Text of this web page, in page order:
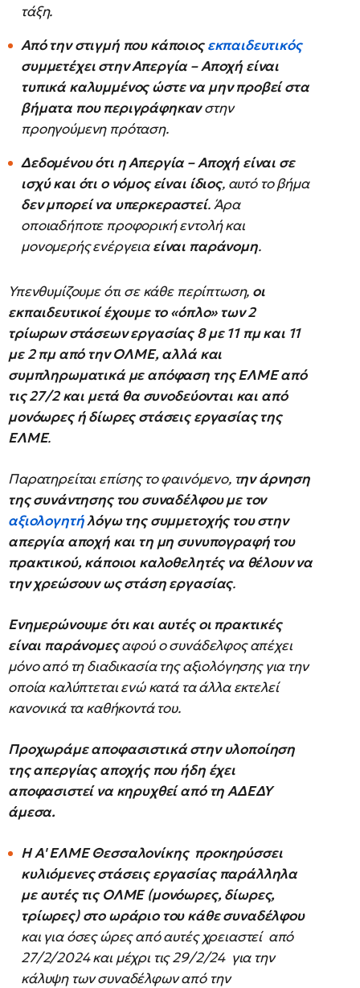
τάξη.
Από την στιγμή που κάποιοςεκπαιδευτικός
συμμετέχει στην Απεργία – Αποχή είναι
τυπικά καλυμμένος ώστε να μην προβεί στα
βήματα που περιγράφηκανστην
προηγούμενη πρόταση.
Δεδομένου ότι η Απεργία – Αποχή είναι σε
ισχύ και ότι ο νόμος είναι ίδιος, αυτό το βήμα
δεν μπορεί να υπερκεραστεί. Άρα
οποιαδήποτε προφορική εντολή και
μονομερής ενέργειαείναι παράνομη.
Υπενθυμίζουμε ότι σε κάθε περίπτωση, οι
εκπαιδευτικοί έχουμε το «όπλο» των 2
τρίωρων στάσεων εργασίας 8 με 11 πμ και 11
με 2 πμ από την ΟΛΜΕ, αλλά και
συμπληρωματικά με απόφαση της ΕΛΜΕ από
τις 27/2 και μετά θα συνοδεύονται και από
μονόωρες ή δίωρες στάσεις εργασίας της
ΕΛΜΕ.
Παρατηρείται επίσης το φαινόμενο, την άρνηση
της συνάντησης του συναδέλφου με τον
αξιολογητήλόγω της συμμετοχής του στην
απεργία αποχή και τη μη συνυπογραφή του
πρακτικού, κάποιοι καλοθελητές να θέλουν να
την χρεώσουν ως στάση εργασίας.
Ενημερώνουμε ότι και αυτές οι πρακτικές
είναι παράνομεςαφού ο συνάδελφος απέχει
μόνο από τη διαδικασία της αξιολόγησης για την
οποία καλύπτεται ενώ κατά τα άλλα εκτελεί
κανονικά τα καθήκοντά του.
Προχωράμε αποφασιστικά στην υλοποίηση
της απεργίας αποχής που ήδη έχει
αποφασιστεί να κηρυχθεί από τη ΑΔΕΔΥ
άμεσα.
Η Α' ΕΛΜΕ Θεσσαλονίκης προκηρύσσει
κυλιόμενες στάσεις εργασίας παράλληλα
με αυτές τις ΟΛΜΕ (μονόωρες, δίωρες,
τρίωρες) στο ωράριο του κάθε συναδέλφου
και για όσες ώρες από αυτές χρειαστεί από
27/2/2024 και μέχρι τις 29/2/24 για την
κάλυψη των συναδέλφων από την